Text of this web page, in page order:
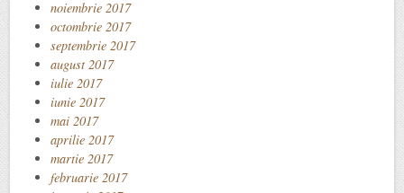
noiembrie 2017
octombrie 2017
septembrie 2017
august 2017
iulie 2017
iunie 2017
mai 2017
aprilie 2017
martie 2017
februarie 2017